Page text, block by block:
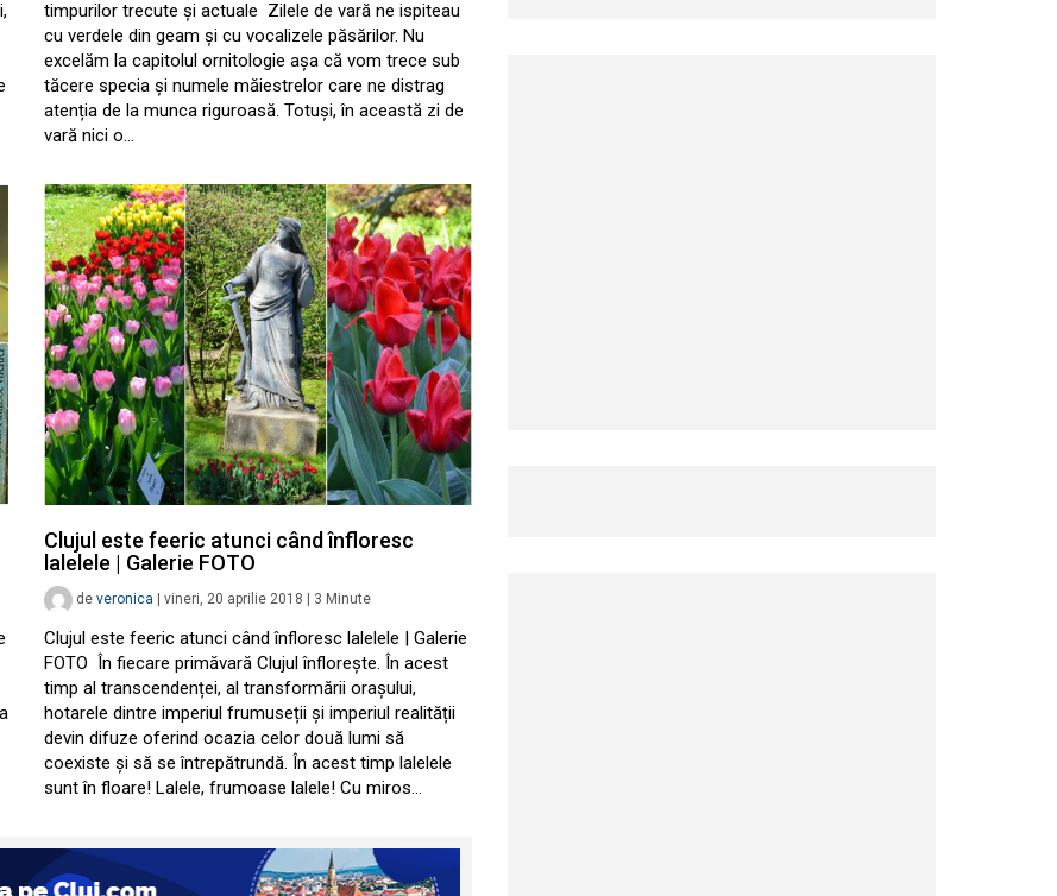
timpurilor trecute și actuale Zilele de vară ne ispiteau
cu verdele din geam și cu vocalizele păsărilor. Nu
excelăm la capitolul ornitologie așa că vom trece sub
tăcere specia și numele măiestrelor care ne distrag
atenția de la munca riguroasă. Totuși, în această zi de
vară nici o…
Clujul este feeric atunci când înfloresc
lalelele | Galerie FOTO
de veronica vineri, 20 aprilie 2018 3 Minute
Clujul este feeric atunci când înfloresc lalelele | Galerie
FOTO În fiecare primăvară Clujul înflorește. În acest
timp al transcendenței, al transformării orașului,
hotarele dintre imperiul frumuseții și imperiul realității
devin difuze oferind ocazia celor două lumi să
coexiste și să se întrepătrundă. În acest timp lalelele
sunt în floare! Lalele, frumoase lalele! Cu miros…